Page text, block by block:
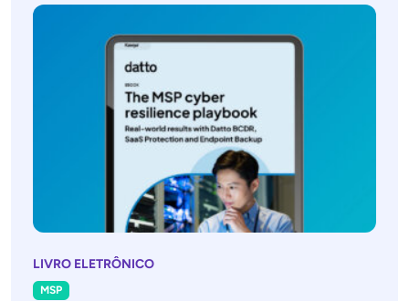
LIVRO ELETRÔNICO
MSP